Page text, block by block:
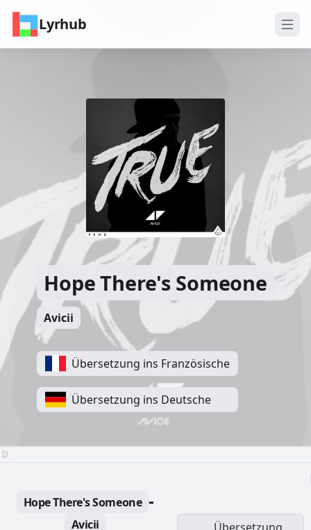
Lyrhub
Hope There's Someone
Avicii
Übersetzung ins Französische
Übersetzung ins Deutsche
Hope There's Someone -
Avicii